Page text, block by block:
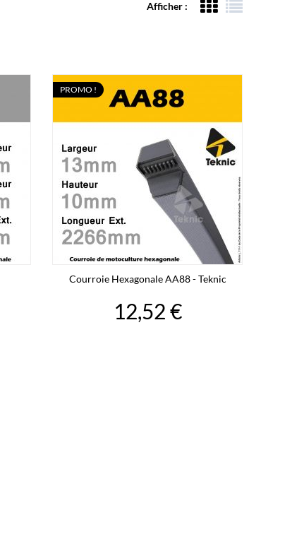
Afficher :
PROMO !
Courroie Hexagonale AA88 - Teknic
12,52 €